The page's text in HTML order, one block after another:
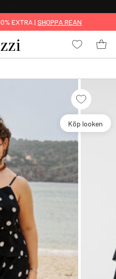
EXTRA | SHOPPA REAN
Köp looken